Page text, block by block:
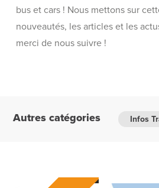
bus et cars ! Nous mettons sur
nouveautés, les articles et les
merci de nous suivre !
Autres catégories Infos